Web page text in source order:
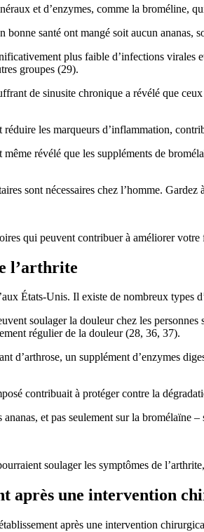
et d’enzymes, comme la broméline,
santé ont mangé soit aucun
plus faible d’infections
groupes (29).
de sinusite chronique a révélé que
les marqueurs d’inflammation,
révélé que les suppléments de
sont nécessaires chez l’homme.
qui peuvent contribuer à améliorer
l’arthrite
États-Unis. Il existe de nombreux
soulager la douleur chez les
régulier de la douleur (28, 36, 37).
d’arthrose, un supplément d’enzymes
contribuait à protéger contre la
et pas seulement sur la bromélaïne –
soulager les symptômes de
après une intervention
après une intervention